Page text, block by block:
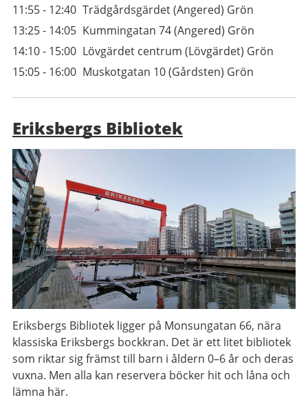
11:55- 12:40 Trädgårdsgärdet (Angered) Grön
13:25- 14:05 Kummingatan 74 (Angered) Grön
14:10- 15:00 Lövgärdet centrum (Lövgärdet) Grön
15:05- 16:00 Muskotgatan 10 (Gårdsten) Grön
Eriksbergs Bibliotek
Eriksbergs Bibliotek ligger på Monsungatan 66, nära
klassiska Eriksbergs bockkran. Det är ett litet bibliotek
som riktar sig främst till barn i åldern 0–6 år och deras
vuxna. Men alla kan reservera böcker hit och låna och
lämna här.